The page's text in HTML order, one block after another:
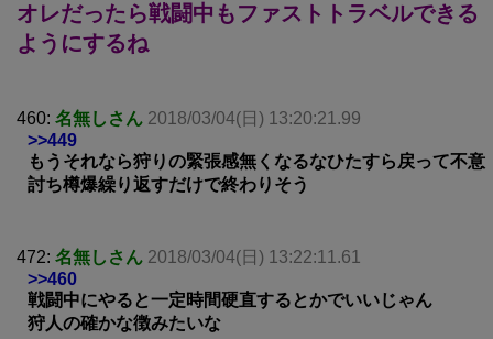
オレだったら戦闘中もファストトラベルできる
ようにするね
460: 名無しさん 2018/03/04(日) 13:20:21.99
>>449
もうそれなら狩りの緊張感無くなるなひたすら戻って不意
討ち樽爆繰り返すだけで終わりそう
472: 名無しさん 2018/03/04(日) 13:22:11.61
>>460
戦闘中にやると一定時間硬直するとかでいいじゃん
狩人の確かな徴みたいな